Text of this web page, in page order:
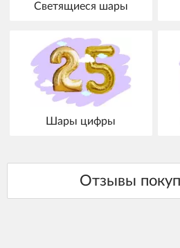
Светящиеся шары
Шары цифры